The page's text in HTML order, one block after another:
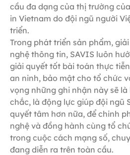
cầu đa dạng của thị trường
in Vietnam do đội ngũ người
triển.
Trong phát triển sản phẩm,
nghệ thông tin, SAVIS luôn
giải quyết tốt bài toán thực
an ninh, bảo mật cho tổ chức
vọng những ghi nhận này sẽ
chắc, là động lực giúp đội ngũ
quyết tâm hơn nữa, để chinh
nghệ và đồng hành cùng tổ
trong cuộc cách mạng số,
đang diễn ra trên toàn cầu.